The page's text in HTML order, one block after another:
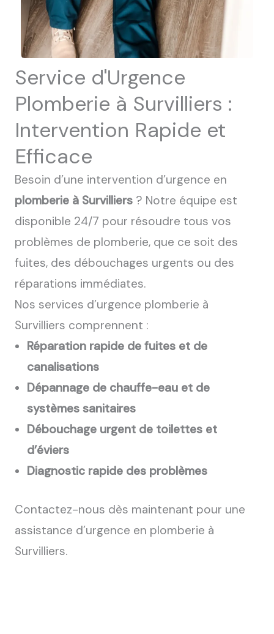
Service d'Urgence
Plomberie à Survilliers :
Intervention Rapide et
Efficace
Besoin d’une intervention d’urgence en
plomberie à Survilliers ? Notre équipe est
disponible 24/7 pour résoudre tous vos
problèmes de plomberie, que ce soit des
fuites, des débouchages urgents ou des
réparations immédiates.
Nos services d’urgence plomberie à
Survilliers comprennent :
Réparation rapide de fuites et de
canalisations
Dépannage de chauffe-eau et de
systèmes sanitaires
Débouchage urgent de toilettes et
d’éviers
Diagnostic rapide des problèmes
Contactez-nous dès maintenant pour une
assistance d’urgence en plomberie à
Survilliers.